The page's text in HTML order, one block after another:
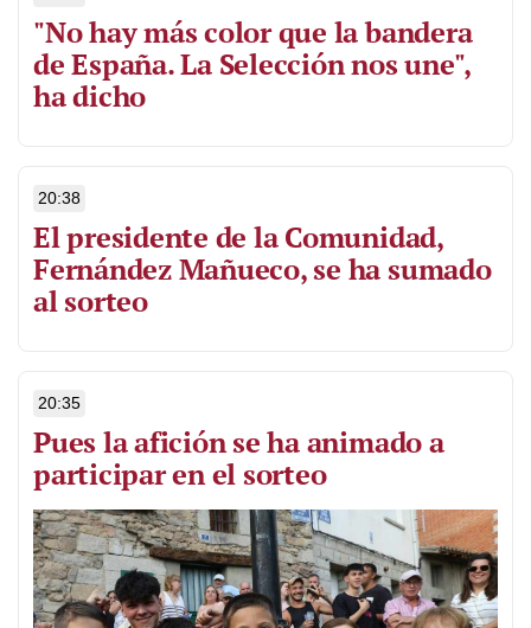
"No hay más color que la bandera
de España. La Selección nos une",
ha dicho
20:38
El presidente de la Comunidad,
Fernández Mañueco, se ha sumado
al sorteo
20:35
Pues la afición se ha animado a
participar en el sorteo